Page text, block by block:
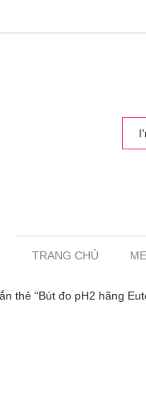
TRANG CHỦ
thẻ “Bút đo pH2 hãng